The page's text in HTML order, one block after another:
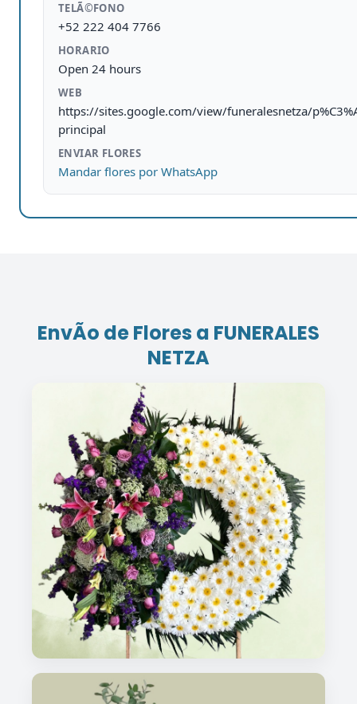
TELÃ©FONO
+52 222 404 7766
HORARIO
Open 24 hours
WEB
https://sites.google.com/view/funeralesnetza/
principal
ENVIAR FLORES
Mandar flores por WhatsApp
EnvÃ­o de Flores a FUNERALES
NETZA